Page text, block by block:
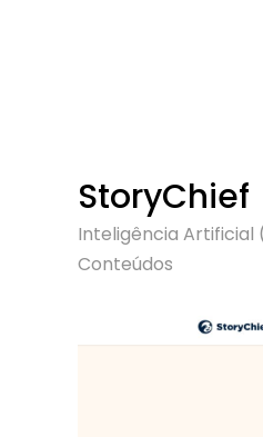
StoryChief
Inteligência Artificial
Conteúdos